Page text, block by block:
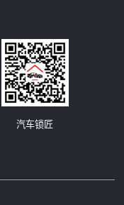
汽车锁匠